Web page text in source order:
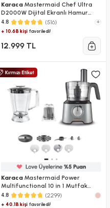
KaracaMastermaid Chef Ultra
D2000W Dijital Ekranlı Hamur
Yoğurma Makinesi Starlight 7L
4.8 (516)
+
+ 10.6B kişifavoriledi!
12.999 TL
KaracaMastermaid Power
Multifunctional 10 in 1 Mutfak
Robotu 2000W Galaxy Grey
4.8 (2299)
+ 40.1B kişifavoriledi!